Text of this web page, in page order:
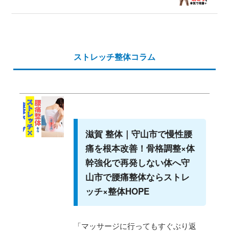
ストレッチ整体コラム
滋賀 整体｜守山市で慢性腰
痛を根本改善！骨格調整×体
幹強化で再発しない体へ守
山市で腰痛整体ならストレ
ッチ×整体HOPE
「マッサージに行ってもすぐぶり返